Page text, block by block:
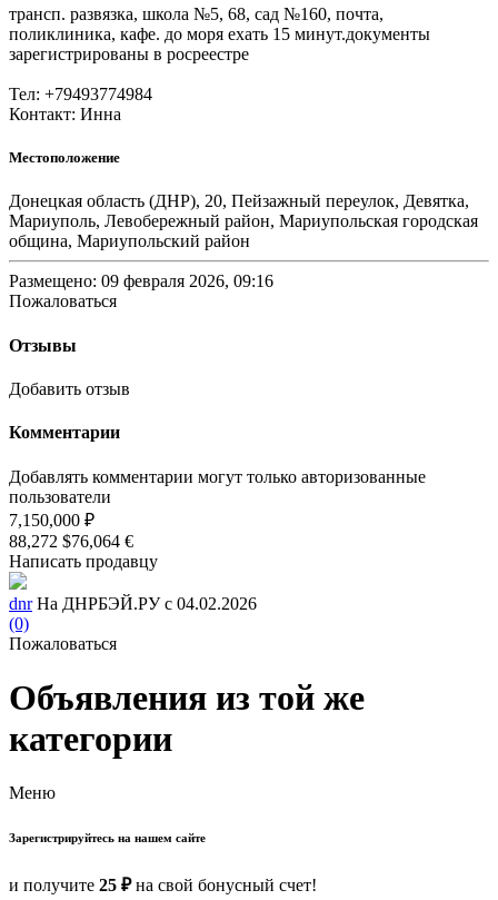
трансп. развязка, школа №5, 68, сад №160, почта,
поликлиника, кафе. до моря ехать 15 минут.документы
зарегистрированы в росреестре
Тел: +79493774984
Контакт: Инна
Местоположение
Донецкая область (ДНР), 20, Пейзажный переулок, Девятка,
Мариуполь, Левобережный район, Мариупольская городская
община, Мариупольский район
Размещено: 09 февраля 2026, 09:16
Пожаловаться
Отзывы
Добавить отзыв
Комментарии
Добавлять комментарии могут только авторизованные
пользователи
7,150,000 ₽
88,272 $76,064 €
Написать продавцу
dnr На ДНРБЭЙ.РУ с 04.02.2026
(0)
Пожаловаться
Объявления из той же
категории
Меню
Зарегистрируйтесь на нашем сайте
и получите 25 ₽на свой бонусный счет!